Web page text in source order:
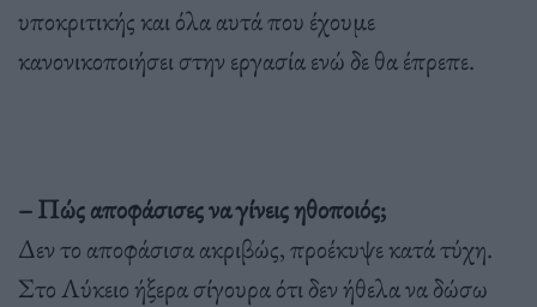
υποκριτικής και όλα αυτά που έχουμε
κανονικοποιήσει στην εργασία ενώ δε θα έπρεπε.
– Πώς αποφάσισες να γίνεις ηθοποιός;
Δεν το αποφάσισα ακριβώς, προέκυψε κατά τύχη.
Στο Λύκειο ήξερα σίγουρα ότι δεν ήθελα να δώσω